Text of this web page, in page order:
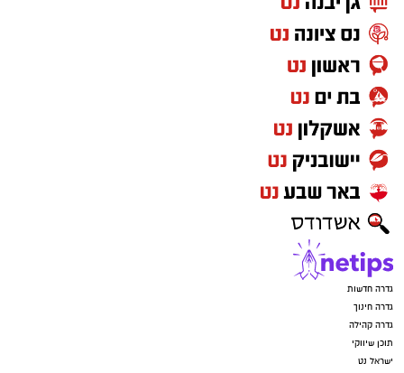
גדרה חדשות
גדרה חינוך
גדרה קהילה
תוכן שיווקי
ישראל נט